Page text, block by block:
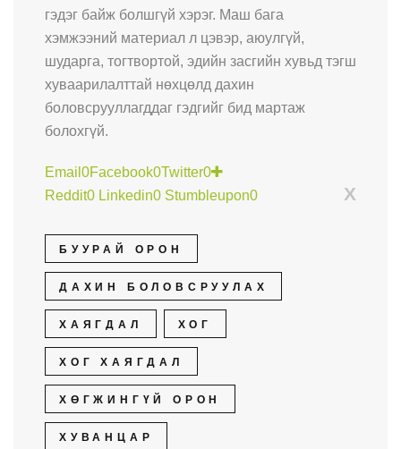
гэдэг байж болшгүй хэрэг. Маш бага
хэмжээний материал л цэвэр, аюулгүй,
шударга, тогтвортой, эдийн засгийн хувьд тэгш
хуваарилалттай нөхцөлд дахин
боловсрууллагддаг гэдгийг бид мартаж
болохгүй.
Email 0Facebook0Twitter0
X
Reddit0 Linkedin0 Stumbleupon0
БУУРАЙ ОРОН
ДАХИН БОЛОВСРУУЛАХ
ХАЯГДАЛ ХОГ
ХОГ ХАЯГДАЛ
ХӨГЖИНГҮЙ ОРОН
ХУВАНЦАР